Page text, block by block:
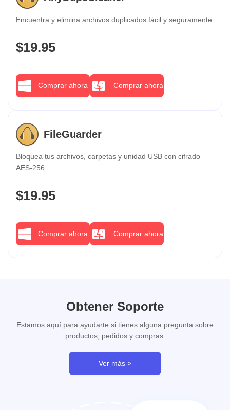
Encuentra y elimina archivos duplicados fácil y seguramente.
$19.95
Comprar ahora Comprar ahora
FileGuarder
Bloquea tus archivos, carpetas y unidad USB con cifrado
AES-256.
$19.95
Comprar ahora Comprar ahora
Obtener Soporte
Estamos aquí para ayudarte si tienes alguna pregunta sobre
productos, pedidos y compras.
Ver más >